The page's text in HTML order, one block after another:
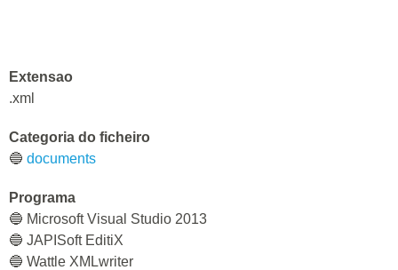
Extensao
.xml
Categoria do ficheiro
🔵 documents
Programa
🔵 Microsoft Visual Studio 2013
🔵 JAPISoft EditiX
🔵 Wattle XMLwriter